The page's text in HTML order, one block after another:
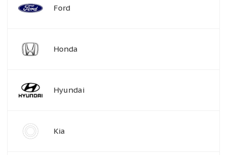
Ford
Honda
Hyundai
Kia